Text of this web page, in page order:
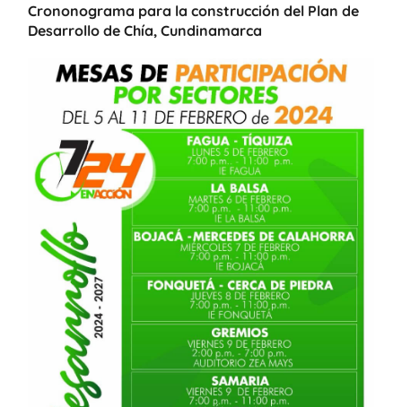
Crononograma para la construcción del Plan de
Desarrollo de Chía, Cundinamarca